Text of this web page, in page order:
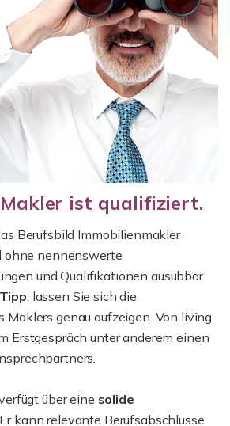
ist qualifiziert.
Berufsbild Immobilienmakler
nennenswerte
und Qualifikationen ausübbar.
: lassen Sie sich die
Maklers genau aufzeigen. Von living
Erstgespräch unter anderem einen
über eine solide
. Er kann relevante Berufsabschlüsse